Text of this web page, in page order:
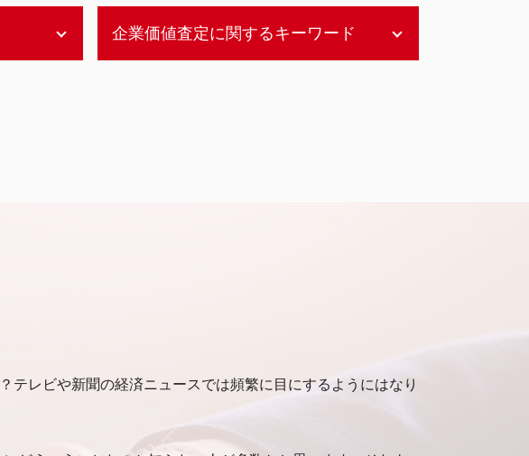
企業価値査定に関するキーワード
企業価値 調べ方
企業価値評価 考え方
テレビや新聞の経済ニュースでは頻繁に目にするようにはなり